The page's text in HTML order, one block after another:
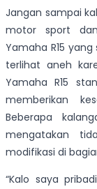
Jangan sampai
motor sport
Yamaha R15
terlihat aneh
Yamaha R15
memberikan
Beberapa
mengatakan
modifikasi di
“Kalo saya